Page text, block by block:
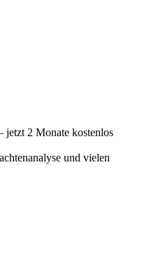
2 Monate kostenlos
und vielen